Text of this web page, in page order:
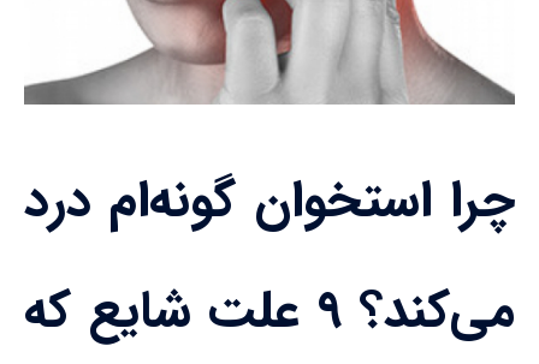
چرا استخوان گونه‌ام درد
می‌کند؟ ۹ علت شایع که